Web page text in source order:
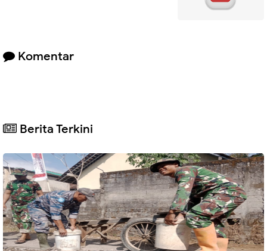
Komentar
Berita Terkini